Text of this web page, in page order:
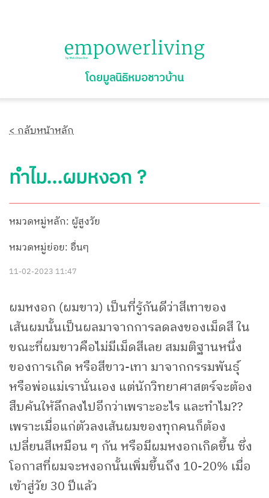
โดยมูลนิธิหมอชาวบ้าน
< กลับหน้าหลัก
ทำไม...ผมหงอก ?
หมวดหมู่หลัก: ผู้สูงวัย
หมวดหมู่ย่อย: อื่นๆ
11-02-2023 11:47
ผมหงอก (ผมขาว) เป็นที่รู้กันดีว่าสีเทาของ
เส้นผมนั้นเป็นผลมาจากการลดลงของเม็ดสี ใน
ขณะที่ผมขาวคือไม่มีเม็ดสีเลย สมมติฐานหนึ่ง
ของการเกิด หรือสีขาว-เทา มาจากกรรมพันธุ์
หรือพ่อแม่เรานั่นเอง แต่นักวิทยาศาสตร์จะต้อง
สืบค้นให้ลึกลงไปอีกว่าเพราะอะไร และทำไม??
เพราะเมื่อแก่ตัวลงเส้นผมของทุกคนก็ต้อง
เปลี่ยนสีเหมือน ๆ กัน หรือมีผมหงอกเกิดขึ้น ซึ่ง
โอกาสที่ผมจะหงอกนั้นเพิ่มขึ้นถึง 10-20% เมื่อ
เข้าสู่วัย 30 ปีแล้ว